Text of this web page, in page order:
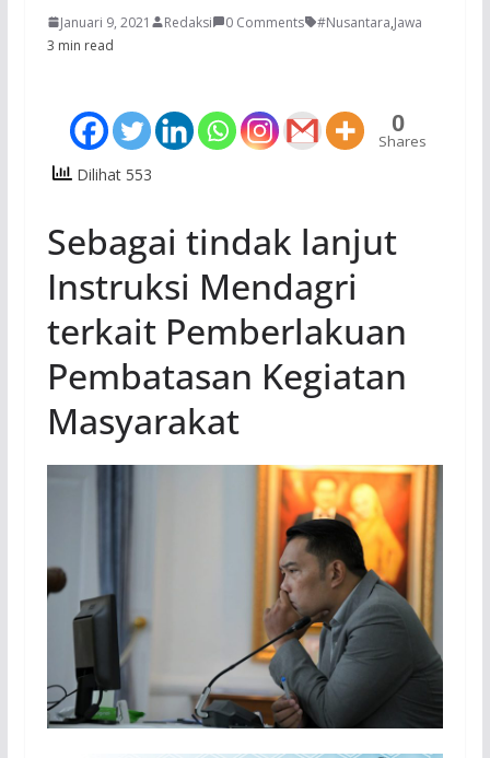
Januari 9, 2021 Redaksi 0 Comments #Nusantara,Jawa
3 min read
0
Shares
Dilihat 553
Sebagai tindak lanjut
Instruksi Mendagri
terkait Pemberlakuan
Pembatasan Kegiatan
Masyarakat